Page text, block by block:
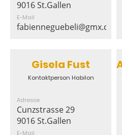
9016 St.Gallen
E-Mail
fabienneguebeli@gmx.ch
Gisela Fust
Kontaktperson Habilon
Adresse
Cunzstrasse 29
9016 St.Gallen
E-Mail